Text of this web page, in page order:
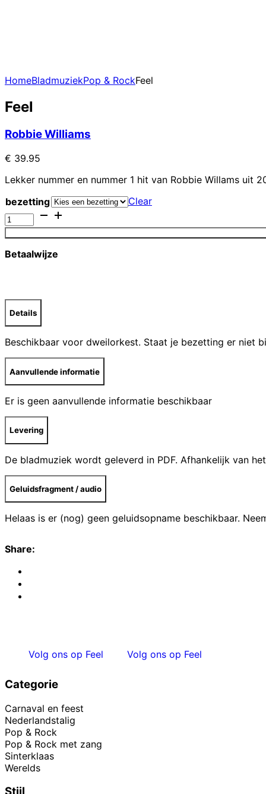
HomeBladmuziekPop & RockFeel
Feel
Robbie Williams
€ 39.95
Lekker nummer en nummer 1 hit van Robbie Willams uit
bezetting
Clear
Feel
quantity
Betaalwijze
Details
Beschikbaar voor dweilorkest. Staat je bezetting er niet
Aanvullende informatie
Er is geen aanvullende informatie beschikbaar
Levering
De bladmuziek wordt geleverd in PDF. Afhankelijk van
Geluidsfragment / audio
Helaas is er (nog) geen geluidsopname beschikbaar.
Share:
Volg ons op Feel Volg ons op Feel
Categorie
Carnaval en feest
Nederlandstalig
Pop & Rock
Pop & Rock met zang
Sinterklaas
Werelds